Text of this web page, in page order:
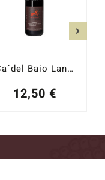
Ca´del Baio Langhe Nebbiolo 2024
12,50 €